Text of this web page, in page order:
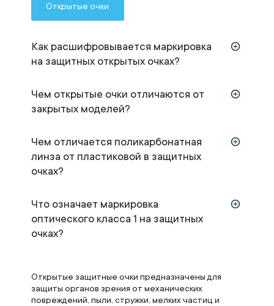
Открытые очки
Как расшифровывается маркировка
на защитных открытых очках?
Чем открытые очки отличаются от
закрытых моделей?
Чем отличается поликарбонатная
линза от пластиковой в защитных
очках?
Что означает маркировка
оптического класса 1 на защитных
очках?
Открытые защитные очки предназначены для
защиты органов зрения от механических
повреждений, пыли, стружки, мелких частиц и